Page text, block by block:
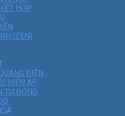
HỢP
(ZEN)
ĐIỆN
ĐIỆN ÁP
TỰ ĐỘNG